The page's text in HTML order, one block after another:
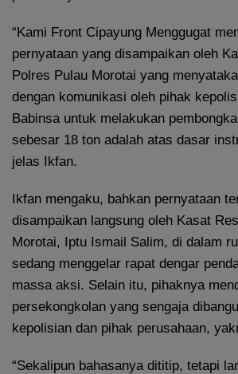
“Kami Front Cipayung Menggugat
pernyataan yang disampaikan oleh
Polres Pulau Morotai yang
dengan komunikasi oleh pihak
Babinsa untuk melakukan
sebesar 18 ton adalah atas dasar
jelas Ikfan.
Ikfan mengaku, bahkan pernyataan
disampaikan langsung oleh Kasat
Morotai, Iptu Ismail Salim, di dalam
sedang menggelar rapat dengar
massa aksi. Selain itu, pihaknya
persekongkolan yang sengaja
kepolisian dan pihak perusahaan,
“Sekalipun bahasanya dititip, tetapi